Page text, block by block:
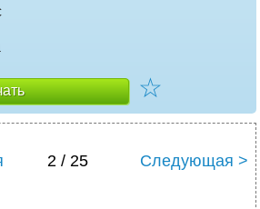
☆
2 / 25 Следующая >